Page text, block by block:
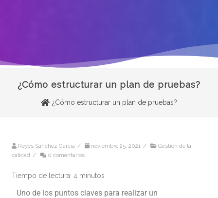
¿Cómo estructurar un plan de pruebas?
¿Cómo estructurar un plan de pruebas?
Reyes Sánchez García / noviembre 25, 2021 /
Gestión de la
calidad / 0 comentarios
Tiempo de lectura: 4 minutos
Uno de los puntos claves para realizar un